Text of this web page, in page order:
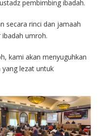
pembimbing ibadah.
secara rinci dan jamaah
umroh.
kami akan menyuguhkan
yang lezat untuk